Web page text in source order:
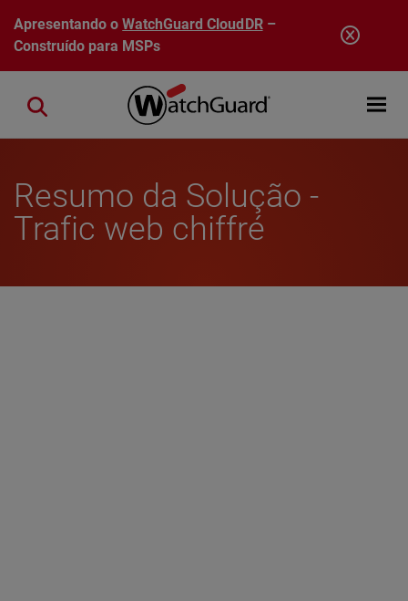
Pular para o conteúdo principal
Apresentando oWatchGuard CloudDR–
Construído para MSPs
Open
Close search
Resumo da Solução -
Trafic web chiffré